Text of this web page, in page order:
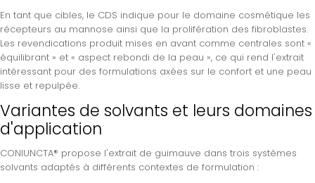
En tant que cibles, le CDS indique pour le domaine cosmétique les
récepteurs au mannose ainsi que la prolifération des fibroblastes.
Les revendications produit mises en avant comme centrales sont «
équilibrant » et « aspect rebondi de la peau », ce qui rend l'extrait
intéressant pour des formulations axées sur le confort et une peau
lisse et repulpée.
Variantes de solvants et leurs domaines
d'application
CONIUNCTA® propose l'extrait de guimauve dans trois systèmes
solvants adaptés à différents contextes de formulation :